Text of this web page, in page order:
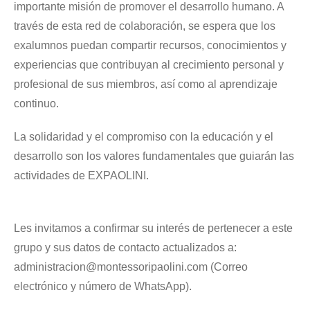
importante misión de promover el desarrollo humano. A
través de esta red de colaboración, se espera que los
exalumnos puedan compartir recursos, conocimientos y
experiencias que contribuyan al crecimiento personal y
profesional de sus miembros, así como al aprendizaje
continuo.
La solidaridad y el compromiso con la educación y el
desarrollo son los valores fundamentales que guiarán las
actividades de EXPAOLINI.
Les invitamos a confirmar su interés de pertenecer a este
grupo y sus datos de contacto actualizados a:
administracion@montessoripaolini.com (Correo
electrónico y número de WhatsApp).